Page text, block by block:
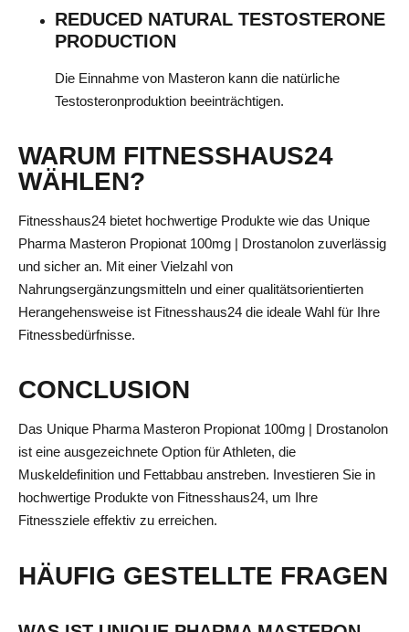
REDUCED NATURAL TESTOSTERONE
PRODUCTION
Die Einnahme von Masteron kann die natürliche
Testosteronproduktion beeinträchtigen.
WARUM FITNESSHAUS24
WÄHLEN?
Fitnesshaus24 bietet hochwertige Produkte wie das Unique
Pharma Masteron Propionat 100mg | Drostanolon zuverlässig
und sicher an. Mit einer Vielzahl von
Nahrungsergänzungsmitteln und einer qualitätsorientierten
Herangehensweise ist Fitnesshaus24 die ideale Wahl für Ihre
Fitnessbedürfnisse.
CONCLUSION
Das Unique Pharma Masteron Propionat 100mg | Drostanolon
ist eine ausgezeichnete Option für Athleten, die
Muskeldefinition und Fettabbau anstreben. Investieren Sie in
hochwertige Produkte von Fitnesshaus24, um Ihre
Fitnessziele effektiv zu erreichen.
HÄUFIG GESTELLTE FRAGEN